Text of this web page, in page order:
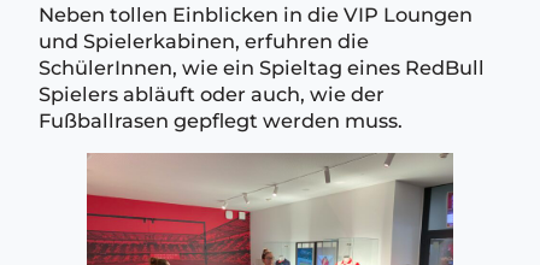
Neben tollen Einblicken in die VIP Loungen
und Spielerkabinen, erfuhren die
SchülerInnen, wie ein Spieltag eines RedBull
Spielers abläuft oder auch, wie der
Fußballrasen gepflegt werden muss.